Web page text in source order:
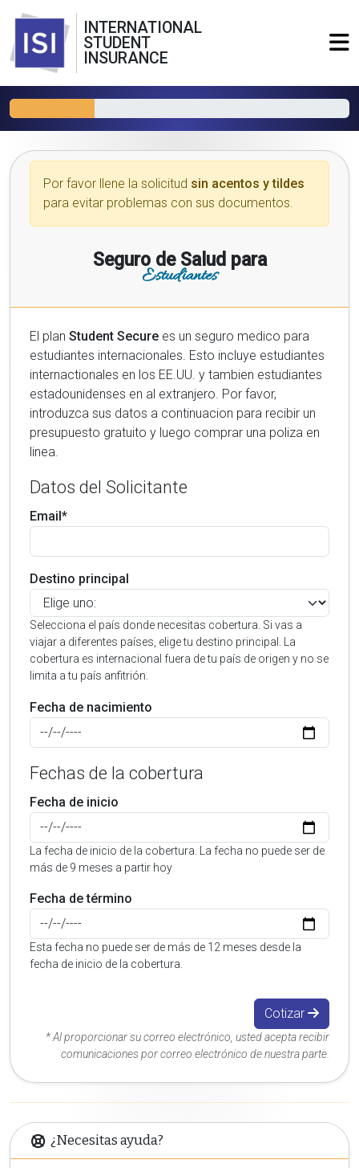
INTERNATIONAL
STUDENT
INSURANCE
Por favor llene la solicitud sin acentos y tildes
para evitar problemas con sus documentos.
Seguro de Salud para
Estudiantes
El plan Student Secure es un seguro medico para
estudiantes internacionales. Esto incluye estudiantes
internactionales en los EE.UU. y tambien estudiantes
estadounidenses en al extranjero. Por favor,
introduzca sus datos a continuacion para recibir un
presupuesto gratuito y luego comprar una poliza en
linea.
Datos del Solicitante
Email*
Destino principal
Selecciona el país donde necesitas cobertura. Si vas a
viajar a diferentes países, elige tu destino principal. La
cobertura es internacional fuera de tu país de origen y no se
limita a tu país anfitrión.
Fecha de nacimiento
Fechas de la cobertura
Fecha de inicio
La fecha de inicio de la cobertura. La fecha no puede ser de
más de 9 meses a partir hoy
Fecha de término
Esta fecha no puede ser de más de 12 meses desde la
fecha de inicio de la cobertura.
Cotizar
* Al proporcionar su correo electrónico, usted acepta recibir
comunicaciones por correo electrónico de nuestra parte.
¿Necesitas ayuda?